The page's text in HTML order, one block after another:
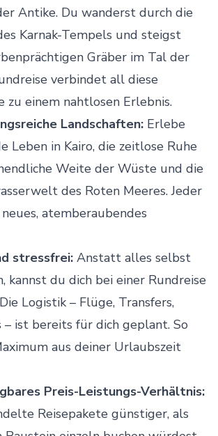
Antike. Du wanderst durch die
Karnak-Tempels und steigst
Gräber im Tal der
verbindet all diese
zu einem nahtlosen Erlebnis.
Landschaften: Erlebe
Leben in Kairo, die zeitlose Ruhe
Weite der Wüste und die
des Roten Meeres. Jeder
atemberaubendes
stressfrei: Anstatt alles selbst
kannst du dich bei einer Rundreise
Logistik – Flüge, Transfers,
– ist bereits für dich geplant. So
aus deiner Urlaubszeit
Preis-Leistungs-Verhältnis:
Reisepakete günstiger, als